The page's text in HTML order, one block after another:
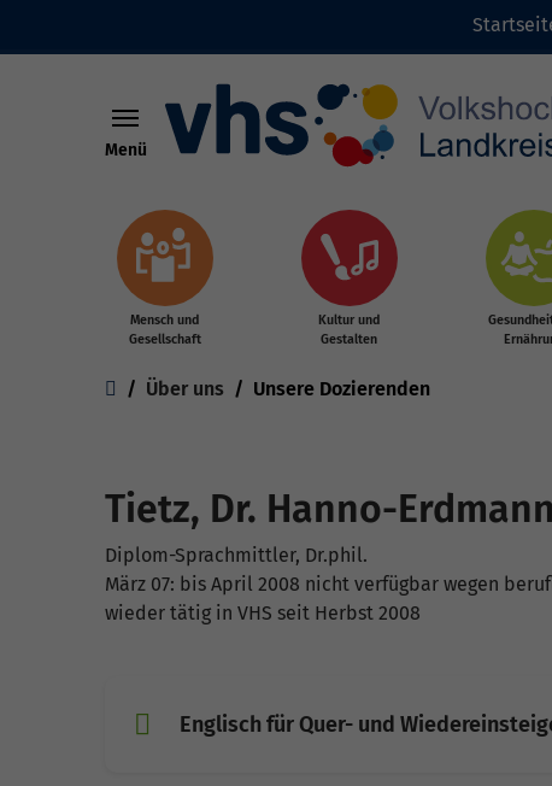
Menü
Mensch und
Gesellschaft
Kultur und
Gestalten
Sie sind hier:
Über uns Unsere Dozierenden
Tietz, Dr. Hanno-Erdmann
Diplom-Sprachmittler, Dr.phil.
März 07: bis April 2008 nicht verfügbar wegen
wieder tätig in VHS seit Herbst 2008
Englisch für Quer- und